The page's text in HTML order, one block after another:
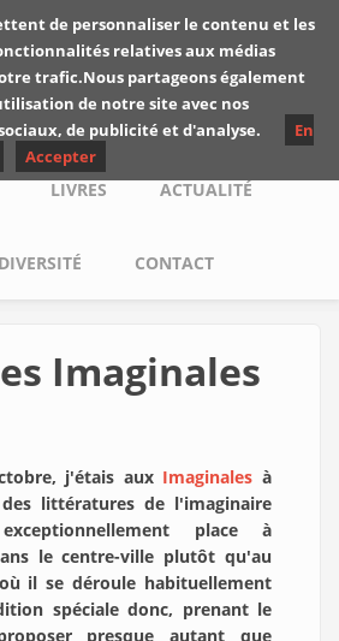
de
LIVRES ACTUALITÉ
DIVERSITÉ CONTACT
Imaginales
j'étais aux Imaginales à
littératures de l'imaginaire
place à
le centre-ville plutôt qu'au
il se déroule habituellement
spéciale donc, prenant le
presque autant que
de personnaliser le contenu et les
relatives aux médias
trafic.Nous partageons également
de notre site avec nos
de publicité et d'analyse.
En
Accepter